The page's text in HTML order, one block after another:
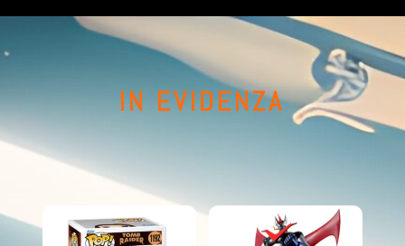
IN EVIDENZA